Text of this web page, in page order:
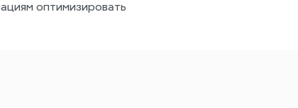
оптимизировать